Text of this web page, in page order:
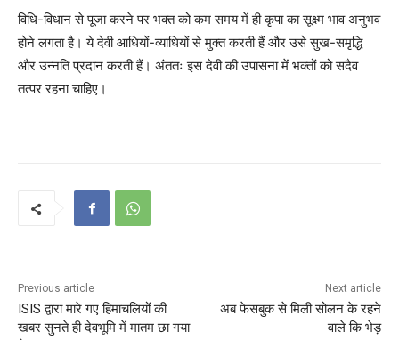
विधि-विधान से पूजा करने पर भक्त को कम समय में ही कृपा का सूक्ष्म भाव अनुभव
होने लगता है। ये देवी आधियों-व्याधियों से मुक्त करती हैं और उसे सुख-समृद्धि
और उन्नति प्रदान करती हैं। अंततः इस देवी की उपासना में भक्तों को सदैव
तत्पर रहना चाहिए।
Previous article
ISIS द्वारा मारे गए हिमाचलियों की
खबर सुनते ही देवभूमि में मातम छा गया
Next article
अब फेसबुक से मिली सोलन के रहने
वाले कि भेड़